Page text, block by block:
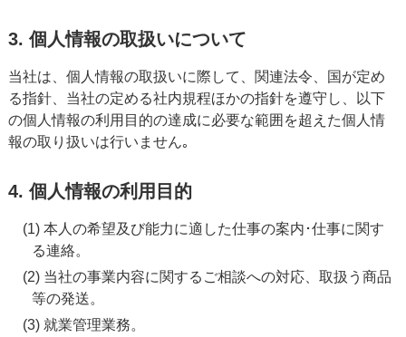
3. 個人情報の取扱いについて
当社は、個人情報の取扱いに際して、関連法令、国が定め
る指針、当社の定める社内規程ほかの指針を遵守し、以下
の個人情報の利用目的の達成に必要な範囲を超えた個人情
報の取り扱いは行いません｡
4. 個人情報の利用目的
(1) 本人の希望及び能力に適した仕事の案内･仕事に関す
る連絡。
(2) 当社の事業内容に関するご相談への対応、取扱う商品
等の発送。
(3) 就業管理業務。